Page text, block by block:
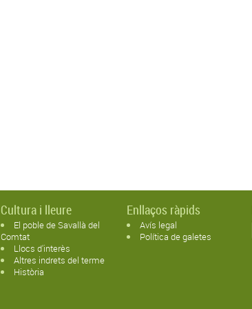
Cultura i lleure
El poble de Savallà del
Comtat
Llocs d'interès
Altres indrets del terme
Història
Enllaços ràpids
Avís legal
Política de galetes